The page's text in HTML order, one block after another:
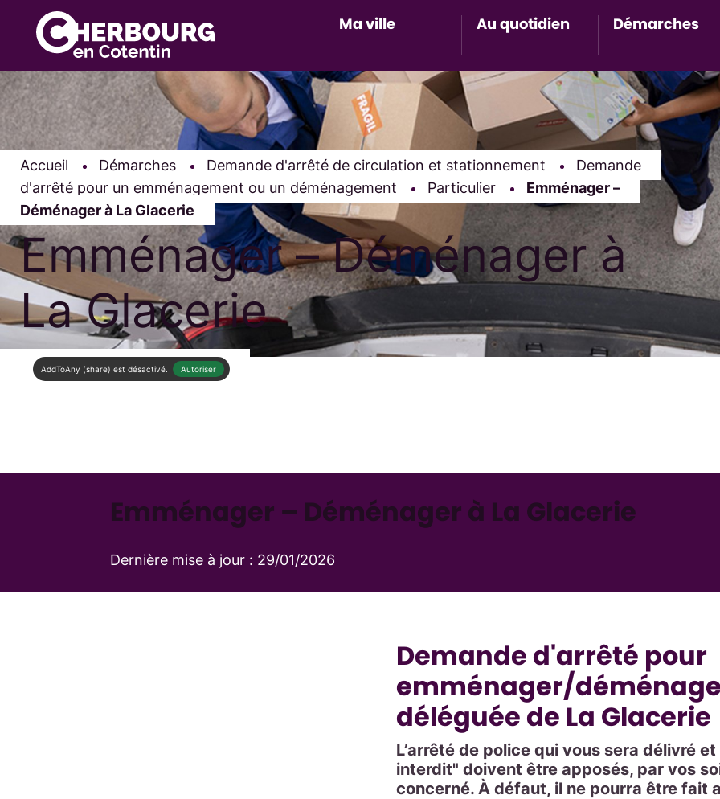
Ma ville Au quotidien Démarches
Accueil Démarches Demande d'arrêté de circulation et stationnement
Demande
d'arrêté pour un emménagement ou un déménagement
Particulier Page active :
Emménager –
Déménager à La Glacerie
Emménager – Déménager à
La Glacerie
AddToAny (share) est désactivé. Autoriser
Emménager – Déménager à La Glacerie
Dernière mise à jour : 29/01/2026
Demande d'arrêté pour
emménager/
déléguée de La Glacerie
L’arrêté de police qui vous sera délivré
interdit" doivent être apposés, par vos
concerné. À défaut, il ne pourra être fait